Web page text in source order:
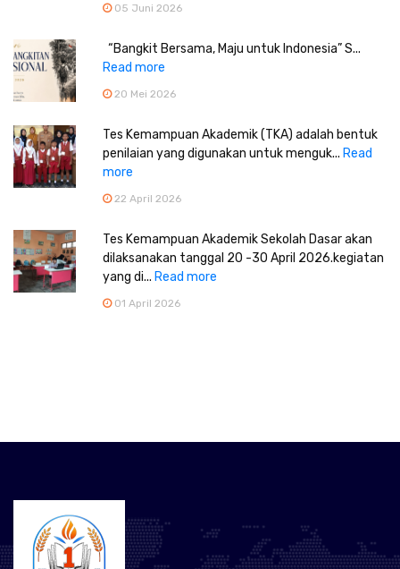
05 Juni 2026
“Bangkit Bersama, Maju untuk Indonesia” S...
Read more
20 Mei 2026
Tes Kemampuan Akademik (TKA) adalah bentuk
penilaian yang digunakan untuk menguk... Read
more
22 April 2026
Tes Kemampuan Akademik Sekolah Dasar akan
dilaksanakan tanggal 20 -30 April 2026.kegiatan
yang di... Read more
01 April 2026